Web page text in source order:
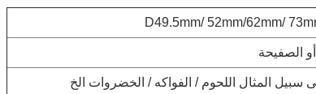
D49.5mm/ 52mm/62mm/
الصفيحة
سبيل المثال اللحوم / الفواكه / الخضروات الخ